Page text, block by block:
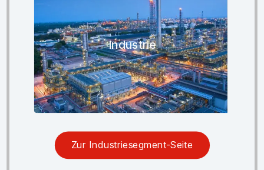
Industrie
Zur Industriesegment-Seite